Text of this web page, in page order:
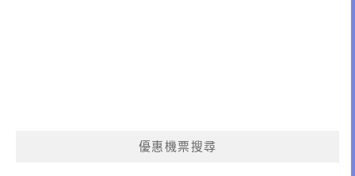
優惠機票搜尋